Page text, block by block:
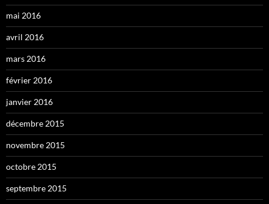
mai 2016
avril 2016
mars 2016
février 2016
janvier 2016
décembre 2015
novembre 2015
octobre 2015
septembre 2015